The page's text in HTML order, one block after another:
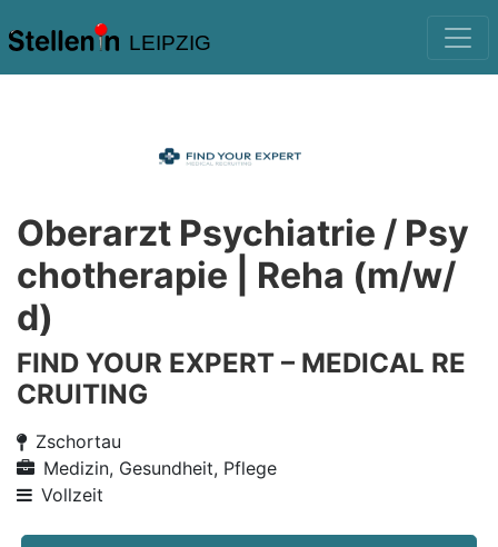
LEIPZIG
Oberarzt Psychiatrie / Psy
chotherapie | Reha (m/w/
d)
FIND YOUR EXPERT – MEDICAL RE
CRUITING
Zschortau
Medizin, Gesundheit, Pflege
Vollzeit